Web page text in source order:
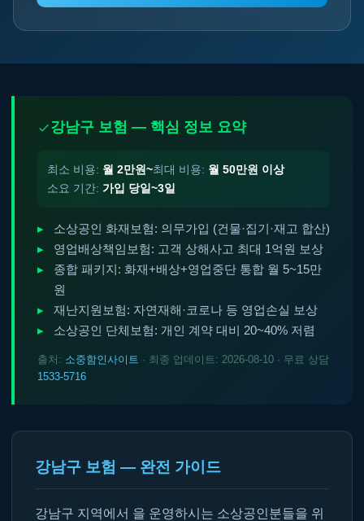
강남구 보험 — 핵심 정보 요약
최소 비용: 월 2만원~최대 비용: 월 50만원 이상
소요 기간: 가입 당일~3일
소상공인 화재보험: 의무가입 (건물·집기·재고 합산)
영업배상책임보험: 고객 상해사고 최대 1억원 보상
종합 패키지: 화재+배상+영업중단 통합 월 5~15만
원
재난지원보험: 자연재해·코로나 등 영업손실 보상
소상공인 단체보험: 개인 계약 대비 20~40% 저렴
출처: 소중함인사이트 · 최종 업데이트: 2026-08-10 · 무료 상담
1533-5716
강남구 보험 — 완전 가이드
강남구 지역에서 을 운영하시는 소상공인분들을 위